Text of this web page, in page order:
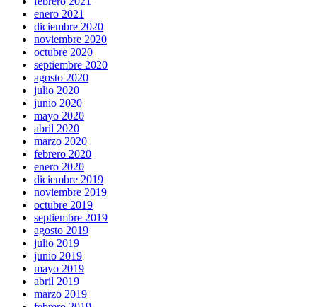
enero 2021
diciembre 2020
noviembre 2020
octubre 2020
septiembre 2020
agosto 2020
julio 2020
junio 2020
mayo 2020
abril 2020
marzo 2020
febrero 2020
enero 2020
diciembre 2019
noviembre 2019
octubre 2019
septiembre 2019
agosto 2019
julio 2019
junio 2019
mayo 2019
abril 2019
marzo 2019